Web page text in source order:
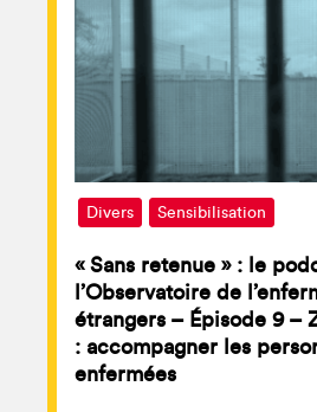
Divers Sensibilisation
« Sans retenue » : le
l’Observatoire de
étrangers – Épisode 9 –
: accompagner les
enfermées